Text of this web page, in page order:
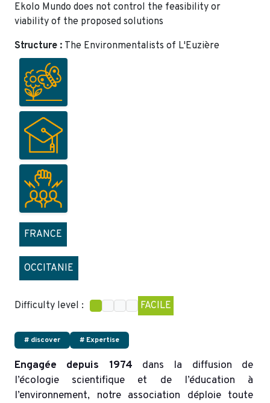
Ekolo Mundo does not control the feasibility or
viability of the proposed solutions
Structure : The Environmentalists of L'Euzière
FRANCE
OCCITANIE
Difficulty level : FACILE
# discover # Expertise
Engagée depuis 1974 dans la diffusion de
l’écologie scientifique et de l’éducation à
l’environnement, notre association déploie toute